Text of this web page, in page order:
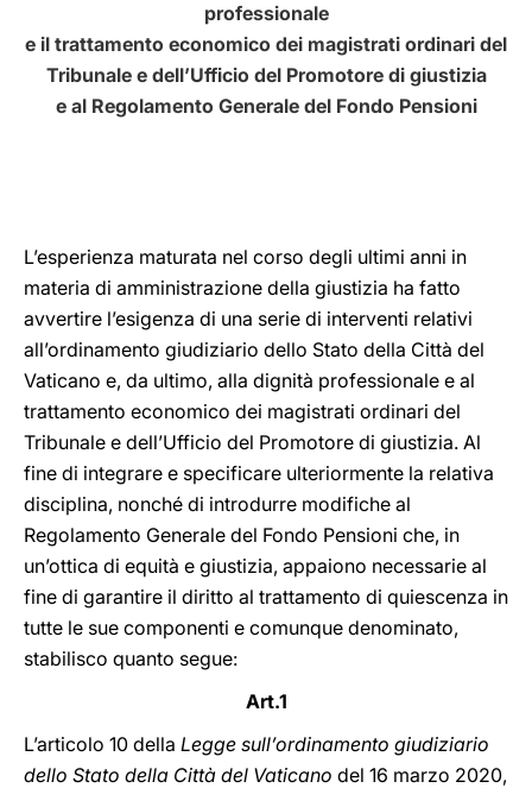
professionale
e il trattamento economico dei magistrati ordinari del
Tribunale e dell’Ufficio del Promotore di giustizia
e al Regolamento Generale del Fondo Pensioni
L’esperienza maturata nel corso degli ultimi anni in
materia di amministrazione della giustizia ha fatto
avvertire l’esigenza di una serie di interventi relativi
all’ordinamento giudiziario dello Stato della Città del
Vaticano e, da ultimo, alla dignità professionale e al
trattamento economico dei magistrati ordinari del
Tribunale e dell’Ufficio del Promotore di giustizia. Al
fine di integrare e specificare ulteriormente la relativa
disciplina, nonché di introdurre modifiche al
Regolamento Generale del Fondo Pensioni che, in
un’ottica di equità e giustizia, appaiono necessarie al
fine di garantire il diritto al trattamento di quiescenza in
tutte le sue componenti e comunque denominato,
stabilisco quanto segue:
Art.1
L’articolo 10 della Legge sull’ordinamento giudiziario
dello Stato della Città del Vaticano del 16 marzo 2020,